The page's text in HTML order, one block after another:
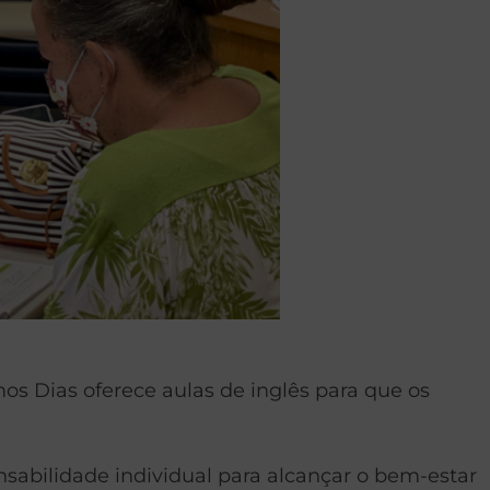
Dias oferece aulas de inglês para que os
individual para alcançar o bem-estar